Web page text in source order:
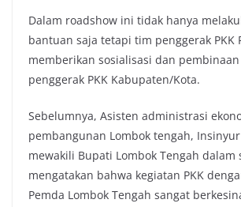
Dalam roadshow ini tidak hanya
bantuan saja tetapi tim penggerak PKK
memberikan sosialisasi dan
penggerak PKK Kabupaten/Kota.
Sebelumnya, Asisten administrasi
pembangunan Lombok tengah,
mewakili Bupati Lombok Tengah dalam
mengatakan bahwa kegiatan PKK
Pemda Lombok Tengah sangat